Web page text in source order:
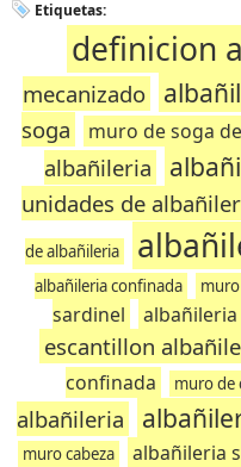
Etiquetas:
definicion
mecanizado
soga
muro de soga
albañileria
unidades de
de albañileria
albañileria confinada
sardinel
escantillon
confinada
muro de
albañileria
muro cabeza albañileria